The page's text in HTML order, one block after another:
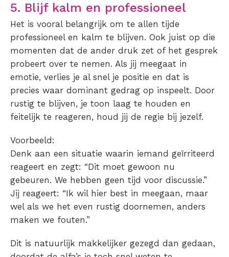
5. Blijf kalm en professioneel
Het is vooral belangrijk om te allen tijde
professioneel en kalm te blijven. Ook juist op die
momenten dat de ander druk zet of het gesprek
probeert over te nemen. Als jij meegaat in
emotie, verlies je al snel je positie en dat is
precies waar dominant gedrag op inspeelt. Door
rustig te blijven, je toon laag te houden en
feitelijk te reageren, houd jij de regie bij jezelf.
Voorbeeld:
Denk aan een situatie waarin iemand geïrriteerd
reageert en zegt: “Dit moet gewoon nu
gebeuren. We hebben geen tijd voor discussie.”
Jij reageert: “Ik wil hier best in meegaan, maar
wel als we het even rustig doornemen, anders
maken we fouten.”
Dit is natuurlijk makkelijker gezegd dan gedaan,